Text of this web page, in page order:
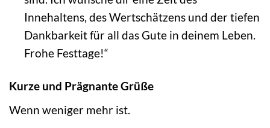
Innehaltens, des Wertschätzens und der tiefen
Dankbarkeit für all das Gute in deinem Leben.
Frohe Festtage!“
Kurze und Prägnante Grüße
Wenn weniger mehr ist.